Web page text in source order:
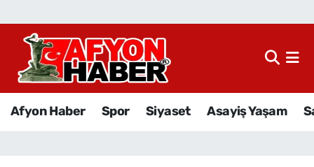
Afyon Haber Spor Siyaset Asayiş Yaşam
Afyon Haber